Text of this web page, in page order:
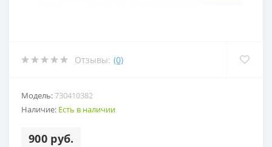
Отзывы: (0)
Модель:730410382
Наличие: Есть в наличии
900 руб.